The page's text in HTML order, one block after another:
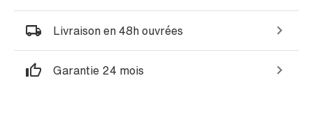
Livraison en 48h ouvrées
Garantie 24 mois